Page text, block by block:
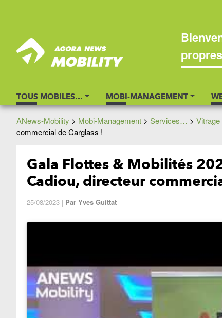
TOUS MOBILES… MOBI-MANAGEMENT
ANews-Mobility > Mobi-Management > Services… > Vitrage
commercial de Carglass !
Gala Flottes & Mobilités
Cadiou, directeur
25/08/2023 | Par Yves Guittat